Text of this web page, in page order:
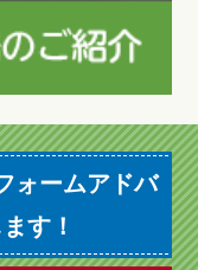
ォームアドバ
す！